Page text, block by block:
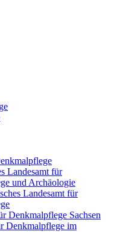
Landesamt für
und Archäologie
Landesamt für
Denkmalpflege Sachsen
Denkmalpflege im